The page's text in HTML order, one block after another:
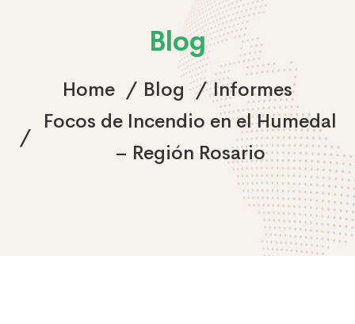
Blog
Home Blog
Informes
Focos de Incendio en el Humedal
– Región Rosario